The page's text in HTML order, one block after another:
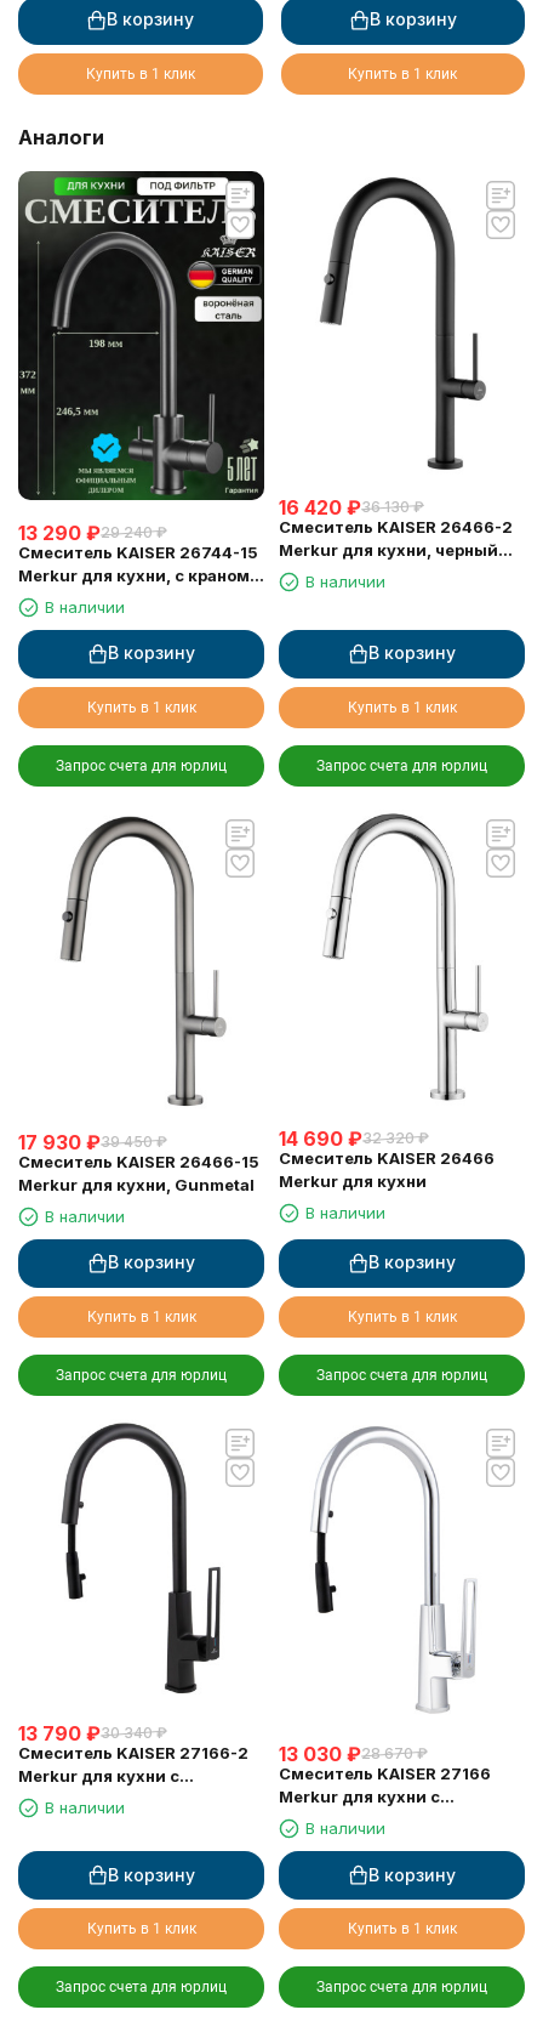
гибким серым изливом
Silver (латунь) Ø35
В корзину
Купить в 1 клик
КомплектВ корзину
Купить в 1 клик
Аналоги
13 290 ₽29 240 ₽
Смеситель KAISER 26744-15
Merkur для кухни, с краном
для питьевой воды,
воронёная сталь
В наличии
В корзину
Купить в 1 клик
Запрос счета для юрлиц
16 420 ₽36 130 ₽
Смеситель KAISER 26466-2
Merkur для кухни, черный
матовый
В наличии
В корзину
Купить в 1 клик
Запрос счета для юрлиц
17 930 ₽39 450 ₽
Смеситель KAISER 26466-15
Merkur для кухни, Gunmetal
В наличии
В корзину
Купить в 1 клик
Запрос счета для юрлиц
14 690 ₽32 320 ₽
Смеситель KAISER 26466
Merkur для кухни
В наличии
В корзину
Купить в 1 клик
Запрос счета для юрлиц
13 790 ₽30 340 ₽
Смеситель KAISER 27166-2
Merkur для кухни с
выдвижным изливом
В наличии
В корзину
Купить в 1 клик
Запрос счета для юрлиц
13 030 ₽28 670 ₽
Смеситель KAISER 27166
Merkur для кухни с
выдвижным изливом
В наличии
В корзину
Купить в 1 клик
Запрос счета для юрлиц